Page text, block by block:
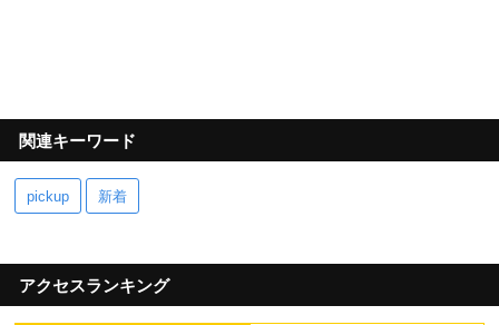
関連キーワード
pickup 新着
アクセスランキング